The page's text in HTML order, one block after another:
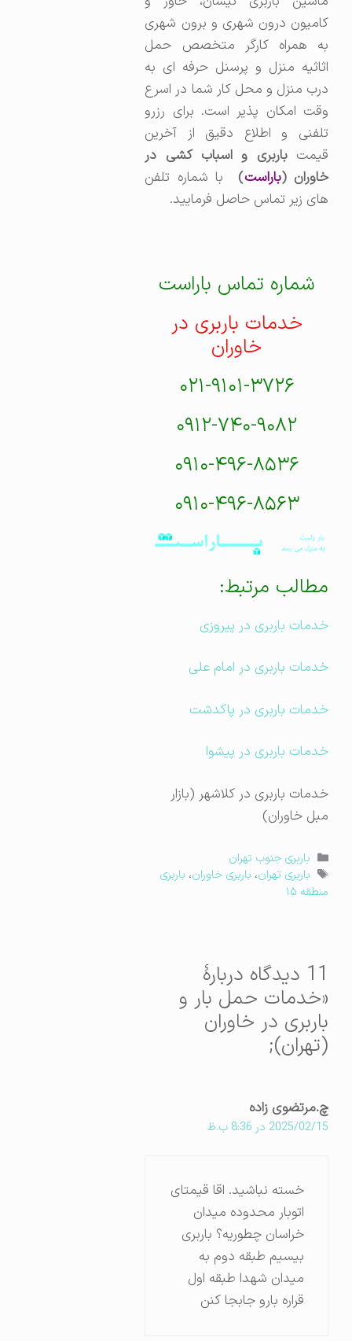
کامیون درون شهری و برون شهری
به همراه کارگر متخصص حمل
اثاثیه منزل و پرسنل حرفه ای به
درب منزل و محل کار شما در اسرع
وقت امکان پذیر است. برای رزرو
تلفنی و اطلاع دقیق از آخرین
قیمتباربری و اسباب کشی در
خاوران (باراست)با شماره تلفن
های زیر تماس حاصل فرمایید.
شماره تماس باراست
خدمات باربری در
خاوران
۰۲۱-۹۱۰۱-۳۷۲۶
۰۹۱۲-۷۴۰-۹۰۸۲
۰۹۱۰-۴۹۶-۸۵۳۶
۰۹۱۰-۴۹۶-۸۵۶۳
مطالب مرتبط:
خدمات باربری در پیروزی
خدمات باربری در امام علی
خدمات باربری در پاکدشت
خدمات باربری در پیشوا
خدمات باربری در کلاشهر (بازار
مبل خاوران)
دسته‌ها
باربری جنوب تهران
برچسب‌ها
باربری تهران ،باربری خاوران،باربری
منطقه ۱۵
11 دیدگاه دربارهٔ
«خدمات حمل بار و
باربری در خاوران
(تهران);
چ.مرتضوی زاده
2025/02/15 در 8:36 ب.ظ
خسته نباشید. اقا قیمتای
اتوبار محدوده میدان
خراسان چطوریه؟ باربری
بیسیم طبقه دوم به
میدان شهدا طبقه اول
قراره بارو جابجا کنن